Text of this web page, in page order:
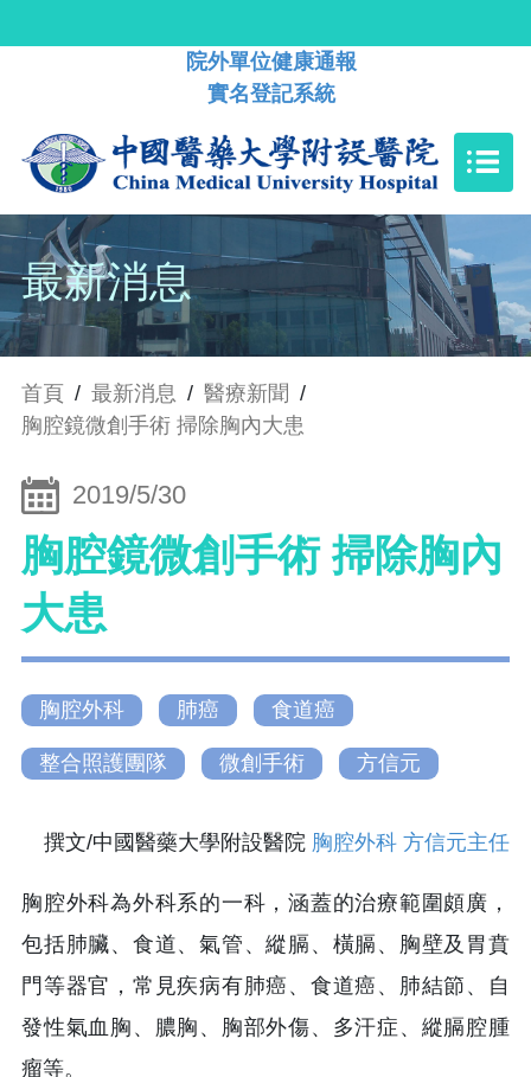
院外單位健康通報
實名登記系統
最新消息
首頁 / 最新消息 / 醫療新聞 /
胸腔鏡微創手術 掃除胸內大患
2019/5/30
胸腔鏡微創手術 掃除胸內
大患
胸腔外科 肺癌 食道癌
整合照護團隊 微創手術 方信元
撰文/中國醫藥大學附設醫院 胸腔外科 方信元主任
胸腔外科為外科系的一科，涵蓋的治療範圍頗廣，
包括肺臟、食道、氣管、縱膈、橫膈、胸壁及胃賁
門等器官，常見疾病有肺癌、食道癌、肺結節、自
發性氣血胸、膿胸、胸部外傷、多汗症、縱膈腔腫
瘤等。